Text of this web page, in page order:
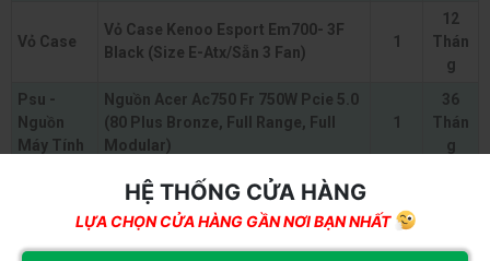
Vỏ Case
Vỏ Case Kenoo Esport Em700- 3F
Black (Size E-Atx/Sẵn 3 Fan)
1
12
Thán
g
Psu -
Nguồn
Máy Tính
Nguồn Acer Ac750 Fr 750W Pcie 5.0
(80 Plus Bronze, Full Range, Full
Modular)
1
36
Thán
g
Voucher Khuyến Mại Trừ Trực Tiếp
400.000Vnđ
HỆ THỐNG CỬA HÀNG
LỰA CHỌN CỬA HÀNG GẦN NƠI BẠN NHẤT